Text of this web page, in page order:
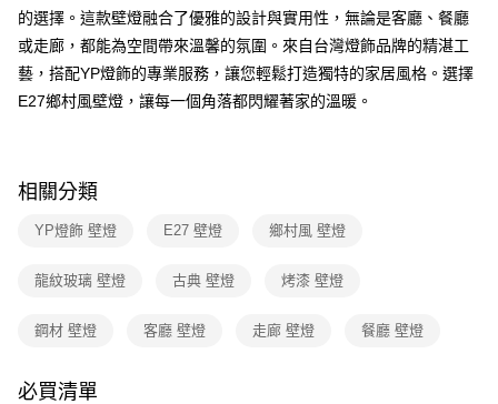
AFTEE先享後付
相關說明
【關於「AFTEE先享後付」】
AFTEE先享後付是「在收到商品之後才付款」的支付方式。 讓您購物簡單
便利好安心！
１．於結帳方式選擇「AFTEE先享後付」後，將跳轉至「AFTEE先享後付」
２．訂單成立數日內，您將收到繳費通知簡訊。
３．收到繳費通知簡訊後14天內，點擊此簡訊中的連結，可透過四大超商／
※ 請注意：結帳手續完成當下不需立刻繳費，但若您需要取消訂單，請聯絡
※ 交易是否成功請以「AFTEE先享後付 」之結帳頁面顯示為準，若有關於
新竹貨運宅配
的選擇。這款壁燈融合了優雅的設計與實用性，無論是客廳、餐廳
或走廊，都能為空間帶來溫馨的氛圍。來自台灣燈飾品牌的精湛工
藝，搭配YP燈飾的專業服務，讓您輕鬆打造獨特的家居風格。選擇
E27鄉村風壁燈，讓每一個角落都閃耀著家的溫暖。
相關分類
YP燈飾 壁燈 E27 壁燈 鄉村風 壁燈
龍紋玻璃 壁燈 古典 壁燈 烤漆 壁燈
鋼材 壁燈 客廳 壁燈 走廊 壁燈 餐廳 壁燈
必買清單